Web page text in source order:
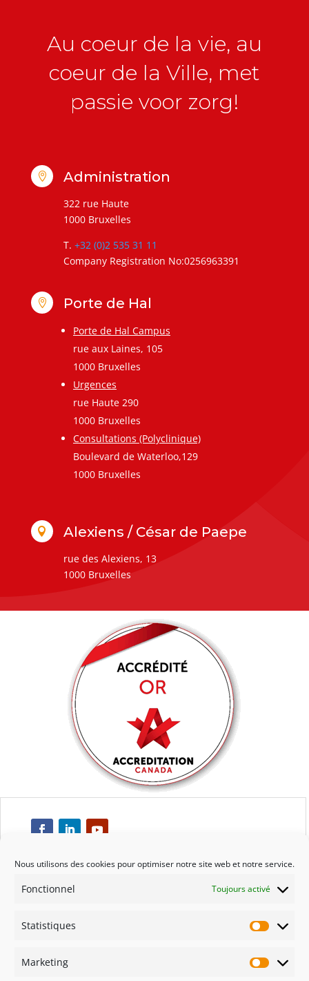
Nous utilisons des cookies pour optimiser notre site web et notre service.
Fonctionnel Toujours activé
Statistiques
Marketing
Au coeur de la vie, au
coeur de la Ville, met
passie voor zorg!
 Administration
322 rue Haute
1000 Bruxelles
T. +32 (0)2 535 31 11
Company Registration No:0256963391
 Porte de Hal
Porte de Hal Campus
rue aux Laines, 105
1000 Bruxelles
Urgences
rue Haute 290
1000 Bruxelles
Consultations (Polyclinique)
Boulevard de Waterloo,129
1000 Bruxelles
 Alexiens / César de Paepe
rue des Alexiens, 13
1000 Bruxelles
Respect
Engagement
Qualité